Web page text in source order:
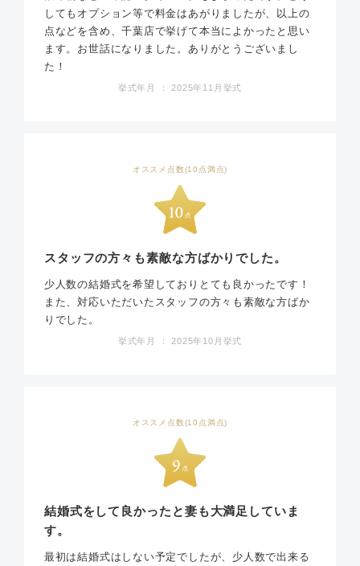
してもオプション等で料金はあがりましたが、以上の
点などを含め、千葉店で挙げて本当によかったと思い
ます。お世話になりました。ありがとうございまし
た！
挙式年月 ： 2025年11月挙式
オススメ点数(10点満点)
スタッフの方々も素敵な方ばかりでした。
少人数の結婚式を希望しておりとても良かったです！
また、対応いただいたスタッフの方々も素敵な方ばか
りでした。
挙式年月 ： 2025年10月挙式
オススメ点数(10点満点)
結婚式をして良かったと妻も大満足していま
す。
最初は結婚式はしない予定でしたが、少人数で出来る